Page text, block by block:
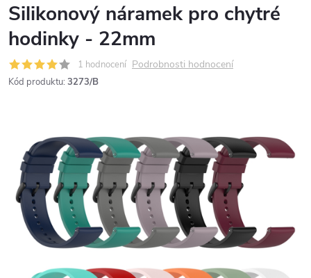
Silikonový náramek pro chytré
hodinky - 22mm
1 hodnocení Podrobnosti hodnocení
Kód produktu: 3273/B